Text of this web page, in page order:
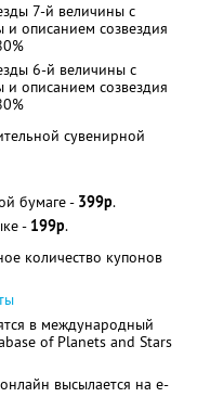
7-й величины с
и описанием созвездия
6-й величины с
и описанием созвездия
сувенирной
бумаге - 399р.
- 199р.
количество купонов
в международный
of Planets and Stars
высылается на e-